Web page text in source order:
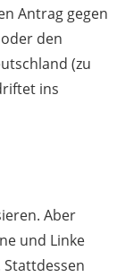
Antrag gegen
den
(zu
ins
Aber
und Linke